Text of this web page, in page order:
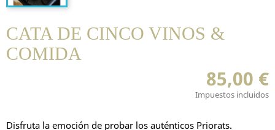
CATA DE CINCO VINOS &
COMIDA
85,00 €
Impuestos incluidos
Disfruta la emoción de probar los auténticos Priorats.